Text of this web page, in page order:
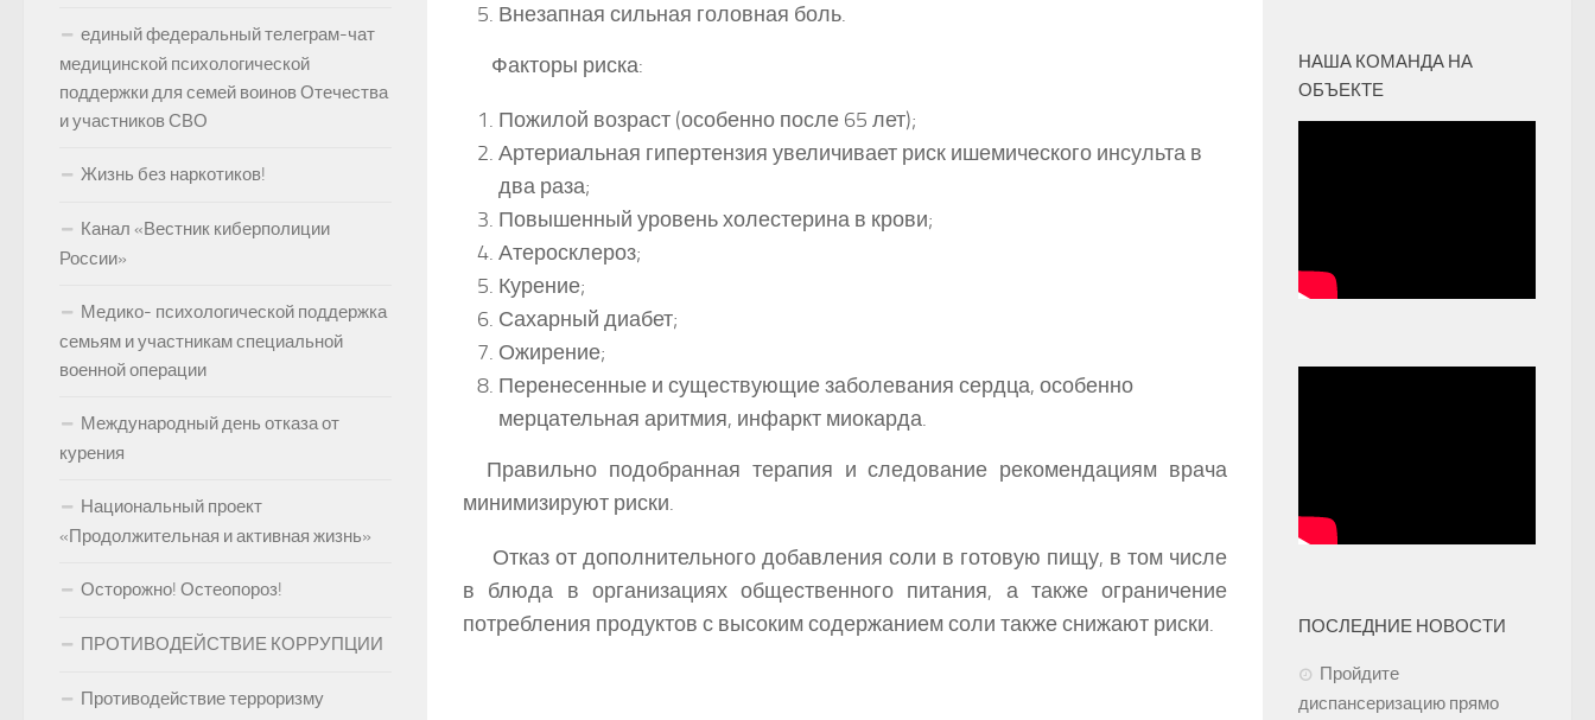
Внезапная сильная головная боль.
Факторы риска:
Пожилой возраст (особенно после 65 лет);
Артериальная гипертензия увеличивает риск ишемического инсульта в
два раза;
Повышенный уровень холестерина в крови;
Атеросклероз;
Курение;
Сахарный диабет;
Ожирение;
Перенесенные и существующие заболевания сердца, особенно
мерцательная аритмия, инфаркт миокарда.
Правильно подобранная терапия и следование рекомендациям врача
минимизируют риски.
Отказ от дополнительного добавления соли в готовую пищу, в том числе
в блюда в организациях общественного питания, а также ограничение
потребления продуктов с высоким содержанием соли также снижают риски.
единый федеральный телеграм-чат
медицинской психологической
поддержки для семей воинов Отечества
и участников СВО
Жизнь без наркотиков!
Канал «Вестник киберполиции
России»
Медико- психологической поддержка
семьям и участникам специальной
военной операции
Международный день отказа от
курения
Национальный проект
«Продолжительная и активная жизнь»
Осторожно! Остеопороз!
ПРОТИВОДЕЙСТВИЕ КОРРУПЦИИ
Противодействие терроризму
НАША КОМАНДА НА
ОБЪЕКТЕ
ПОСЛЕДНИЕ НОВОСТИ
Пройдите
диспансеризацию прямо